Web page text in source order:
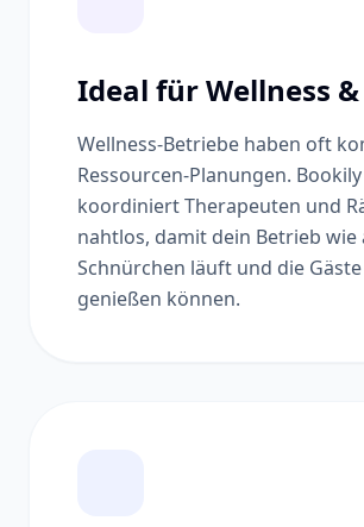
Ideal für Wellness &
Wellness-Betriebe haben oft
Ressourcen-Planungen. Bookily
koordiniert Therapeuten und
nahtlos, damit dein Betrieb wie
Schnürchen läuft und die
genießen können.